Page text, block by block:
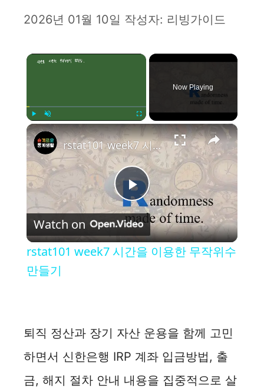
2026년 01월 10일 작성자: 리빙가이드
×
Unmute Fullscreen
Now Playing
×
P
l
V
i
rstat101 week7 시간을 이용한 무작위수 만들기
Watch on
rstat101 week7 시간을 이용한 무작위수
만들기
퇴직 정산과 장기 자산 운용을 함께 고민
하면서 신한은행 IRP 계좌 입금방법, 출
금, 해지 절차 안내 내용을 집중적으로 살